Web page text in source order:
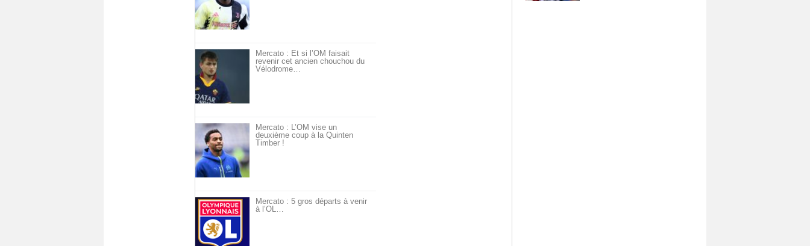
Mercato : Et si l’OM faisait
revenir cet ancien chouchou du
Vélodrome…
Mercato : L’OM vise un
deuxième coup à la Quinten
Timber !
Mercato : 5 gros départs à venir
à l’OL…